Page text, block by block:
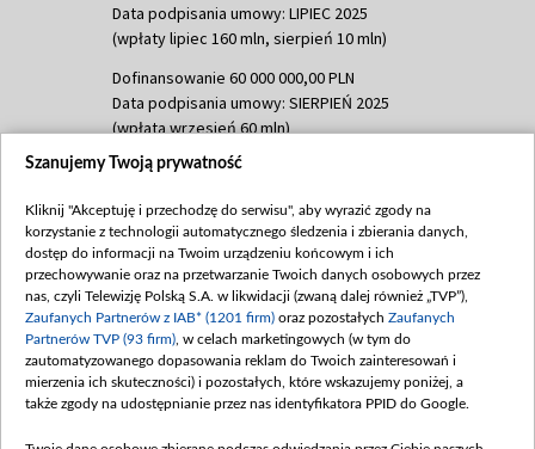
Data podpisania umowy: LIPIEC 2025
(wpłaty lipiec 160 mln, sierpień 10 mln)
Dofinansowanie 60 000 000,00 PLN
Data podpisania umowy: SIERPIEŃ 2025
(wpłata wrzesień 60 mln)
Dofinansowanie 635 783 051,21 PLN
(wpłata wrzesień 100 mln, październik 350
mln, listopad 265 mln)
Dofinansowanie 48 862 000,00 PLN
Data podpisania umowy: GRUDZIEŃ 2025
(wpłata grudzień 60,548 mln)
Dofinansowanie 900 000 000,00 PLN
Data podpisania umowy: LUTY 2026 (wpłata
Szanujemy Twoją prywatność
Kliknij "Akceptuję i przechodzę do serwisu", aby wyrazić zgody na
korzystanie z technologii automatycznego śledzenia i zbierania danych,
dostęp do informacji na Twoim urządzeniu końcowym i ich
przechowywanie oraz na przetwarzanie Twoich danych osobowych przez
nas, czyli Telewizję Polską S.A. w likwidacji (zwaną dalej również „TVP”),
Zaufanych Partnerów z IAB* (1201 firm) oraz pozostałych Zaufanych
Partnerów TVP (93 firm) , w celach marketingowych (w tym do
zautomatyzowanego dopasowania reklam do Twoich zainteresowań i
mierzenia ich skuteczności) i pozostałych, które wskazujemy poniżej, a
także zgody na udostępnianie przez nas identyfikatora PPID do Google.